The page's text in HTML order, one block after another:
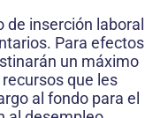
de inserción laboral
Para efectos
un máximo
que les
al fondo para el